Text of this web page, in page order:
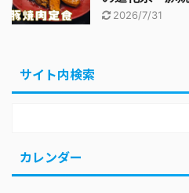
2026/7/31
サイト内検索
カレンダー